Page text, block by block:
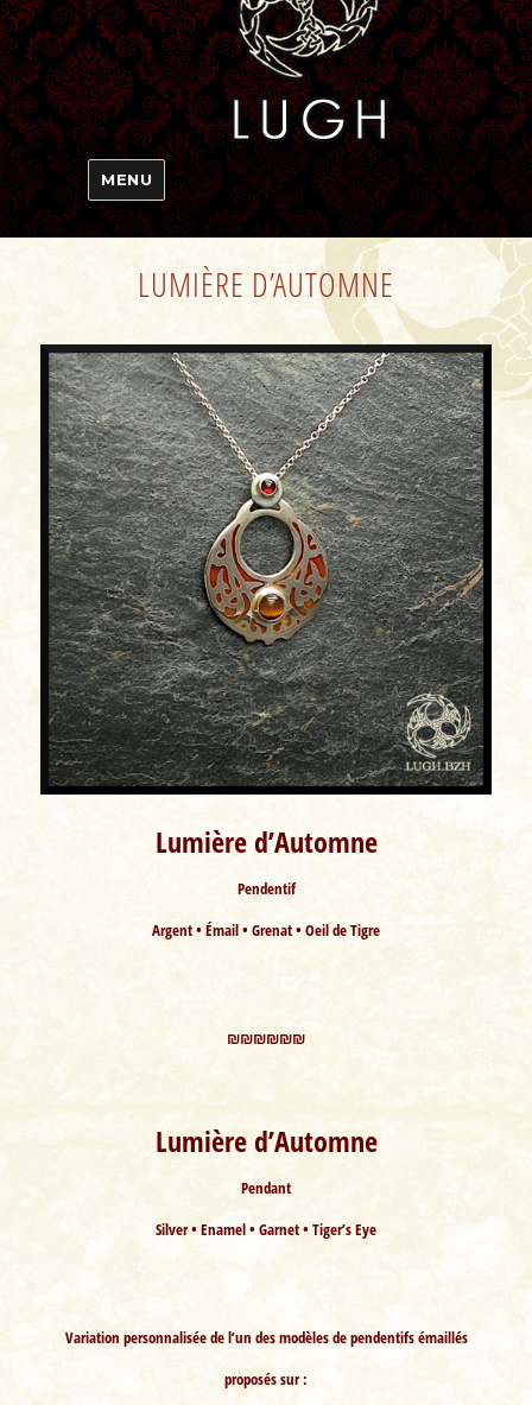
MENU
LUMIÈRE D’AUTOMNE
Lumière d’Automne
Pendentif
Argent • Émail • Grenat • Oeil de Tigre
₪₪₪₪₪₪
Lumière d’Automne
Pendant
Silver • Enamel • Garnet • Tiger’s Eye
Variation personnalisée de l’un des modèles de pendentifs émaillés
proposés sur :